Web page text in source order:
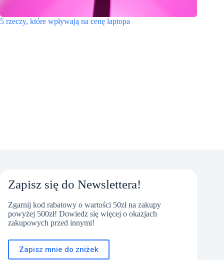
5 rzeczy, które wpływają na cenę laptopa
Zapisz się do Newslettera!
Zgarnij kod rabatowy o wartości 50zł na zakupy
powyżej 500zł! Dowiedz się więcej o okazjach
zakupowych przed innymi!
Zapisz mnie do zniżek